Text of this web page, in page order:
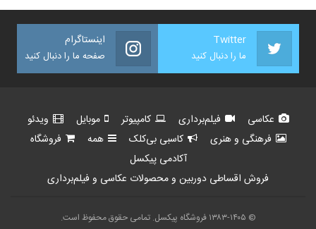
Twitter
ما را دنبال کنید
اینستاگرام
صفحه ما را دنبال کنید
عکاسی فیلم‌برداری کامپیوتر موبایل
ویدئو
فرهنگی و هنری
کاسبی بی‌کلک همه
فروشگاه
آکادمی پیکسل
فروش اقساطی دوربین و محصولات عکاسی و فیلم‌برداری
© ۱۳۸۳-۱۴۰۵ فروشگاه پیکسل. تمامی حقوق محفوظ است.